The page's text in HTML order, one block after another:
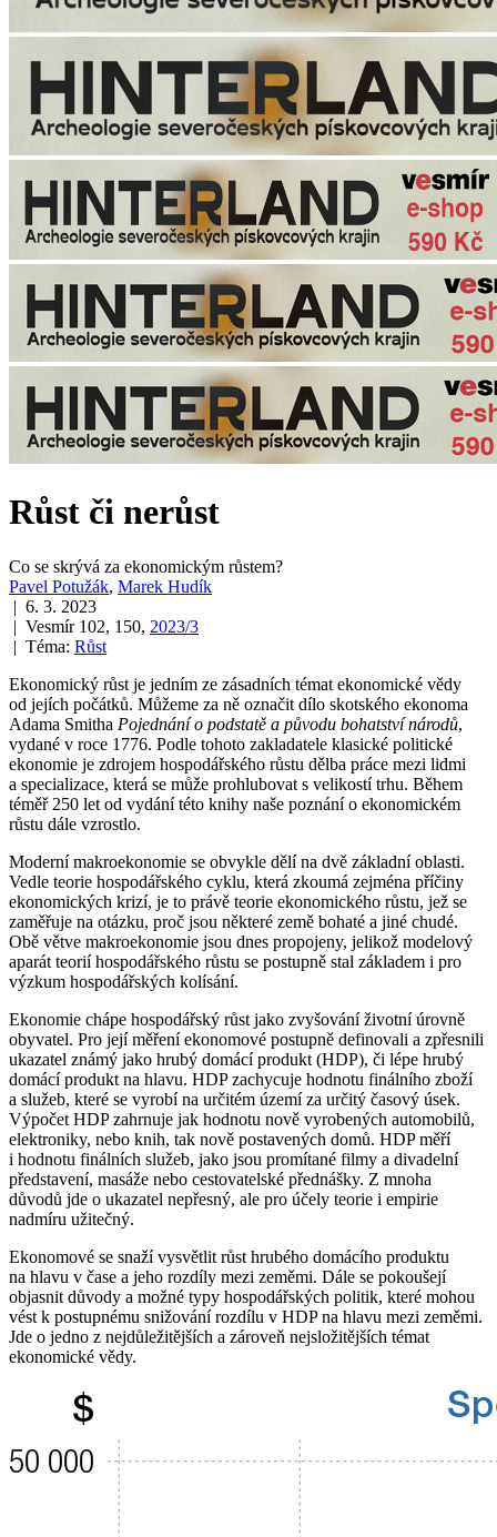
Růst či nerůst
Co se skrývá za ekonomickým růstem?
Pavel Potužák, Marek Hudík
| 6. 3. 2023
| Vesmír 102, 150, 2023/3
| Téma: Růst
Ekonomický růst je jedním ze zásadních témat ekonomické vědy
od jejích počátků. Můžeme za ně označit dílo skotského ekonoma
Adama Smitha Pojednání o podstatě a původu bohatství národů,
vydané v roce 1776. Podle tohoto zakladatele klasické politické
ekonomie je zdrojem hospodářského růstu dělba práce mezi lidmi
a specializace, která se může prohlubovat s velikostí trhu. Během
téměř 250 let od vydání této knihy naše poznání o ekonomickém
růstu dále vzrostlo.
Moderní makroekonomie se obvykle dělí na dvě základní oblasti.
Vedle teorie hospodářského cyklu, která zkoumá zejména příčiny
ekonomických krizí, je to právě teorie ekonomického růstu, jež se
zaměřuje na otázku, proč jsou některé země bohaté a jiné chudé.
Obě větve makroekonomie jsou dnes propojeny, jelikož modelový
aparát teorií hospodářského růstu se postupně stal základem i pro
výzkum hospodářských kolísání.
Ekonomie chápe hospodářský růst jako zvyšování životní úrovně
obyvatel. Pro její měření ekonomové postupně definovali a zpřesnili
ukazatel známý jako hrubý domácí produkt (HDP), či lépe hrubý
domácí produkt na hlavu. HDP zachycuje hodnotu finálního zboží
a služeb, které se vyrobí na určitém území za určitý časový úsek.
Výpočet HDP zahrnuje jak hodnotu nově vyrobených automobilů,
elektroniky, nebo knih, tak nově postavených domů. HDP měří
i hodnotu finálních služeb, jako jsou promítané filmy a divadelní
představení, masáže nebo cestovatelské přednášky. Z mnoha
důvodů jde o ukazatel nepřesný, ale pro účely teorie i empirie
nadmíru užitečný.
Ekonomové se snaží vysvětlit růst hrubého domácího produktu
na hlavu v čase a jeho rozdíly mezi zeměmi. Dále se pokoušejí
objasnit důvody a možné typy hospodářských politik, které mohou
vést k postupnému snižování rozdílu v HDP na hlavu mezi zeměmi.
Jde o jedno z nejdůležitějších a zároveň nejsložitějších témat
ekonomické vědy.